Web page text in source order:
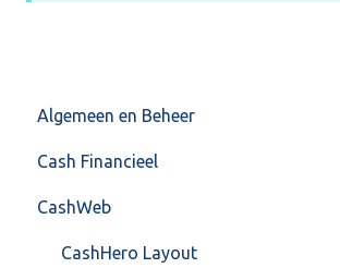
Algemeen en Beheer
Bank(koppeling)
Import/Export
Postbus
Cash Financieel
Boekhoud
Fiscaal
CashWeb
CashHero Layout